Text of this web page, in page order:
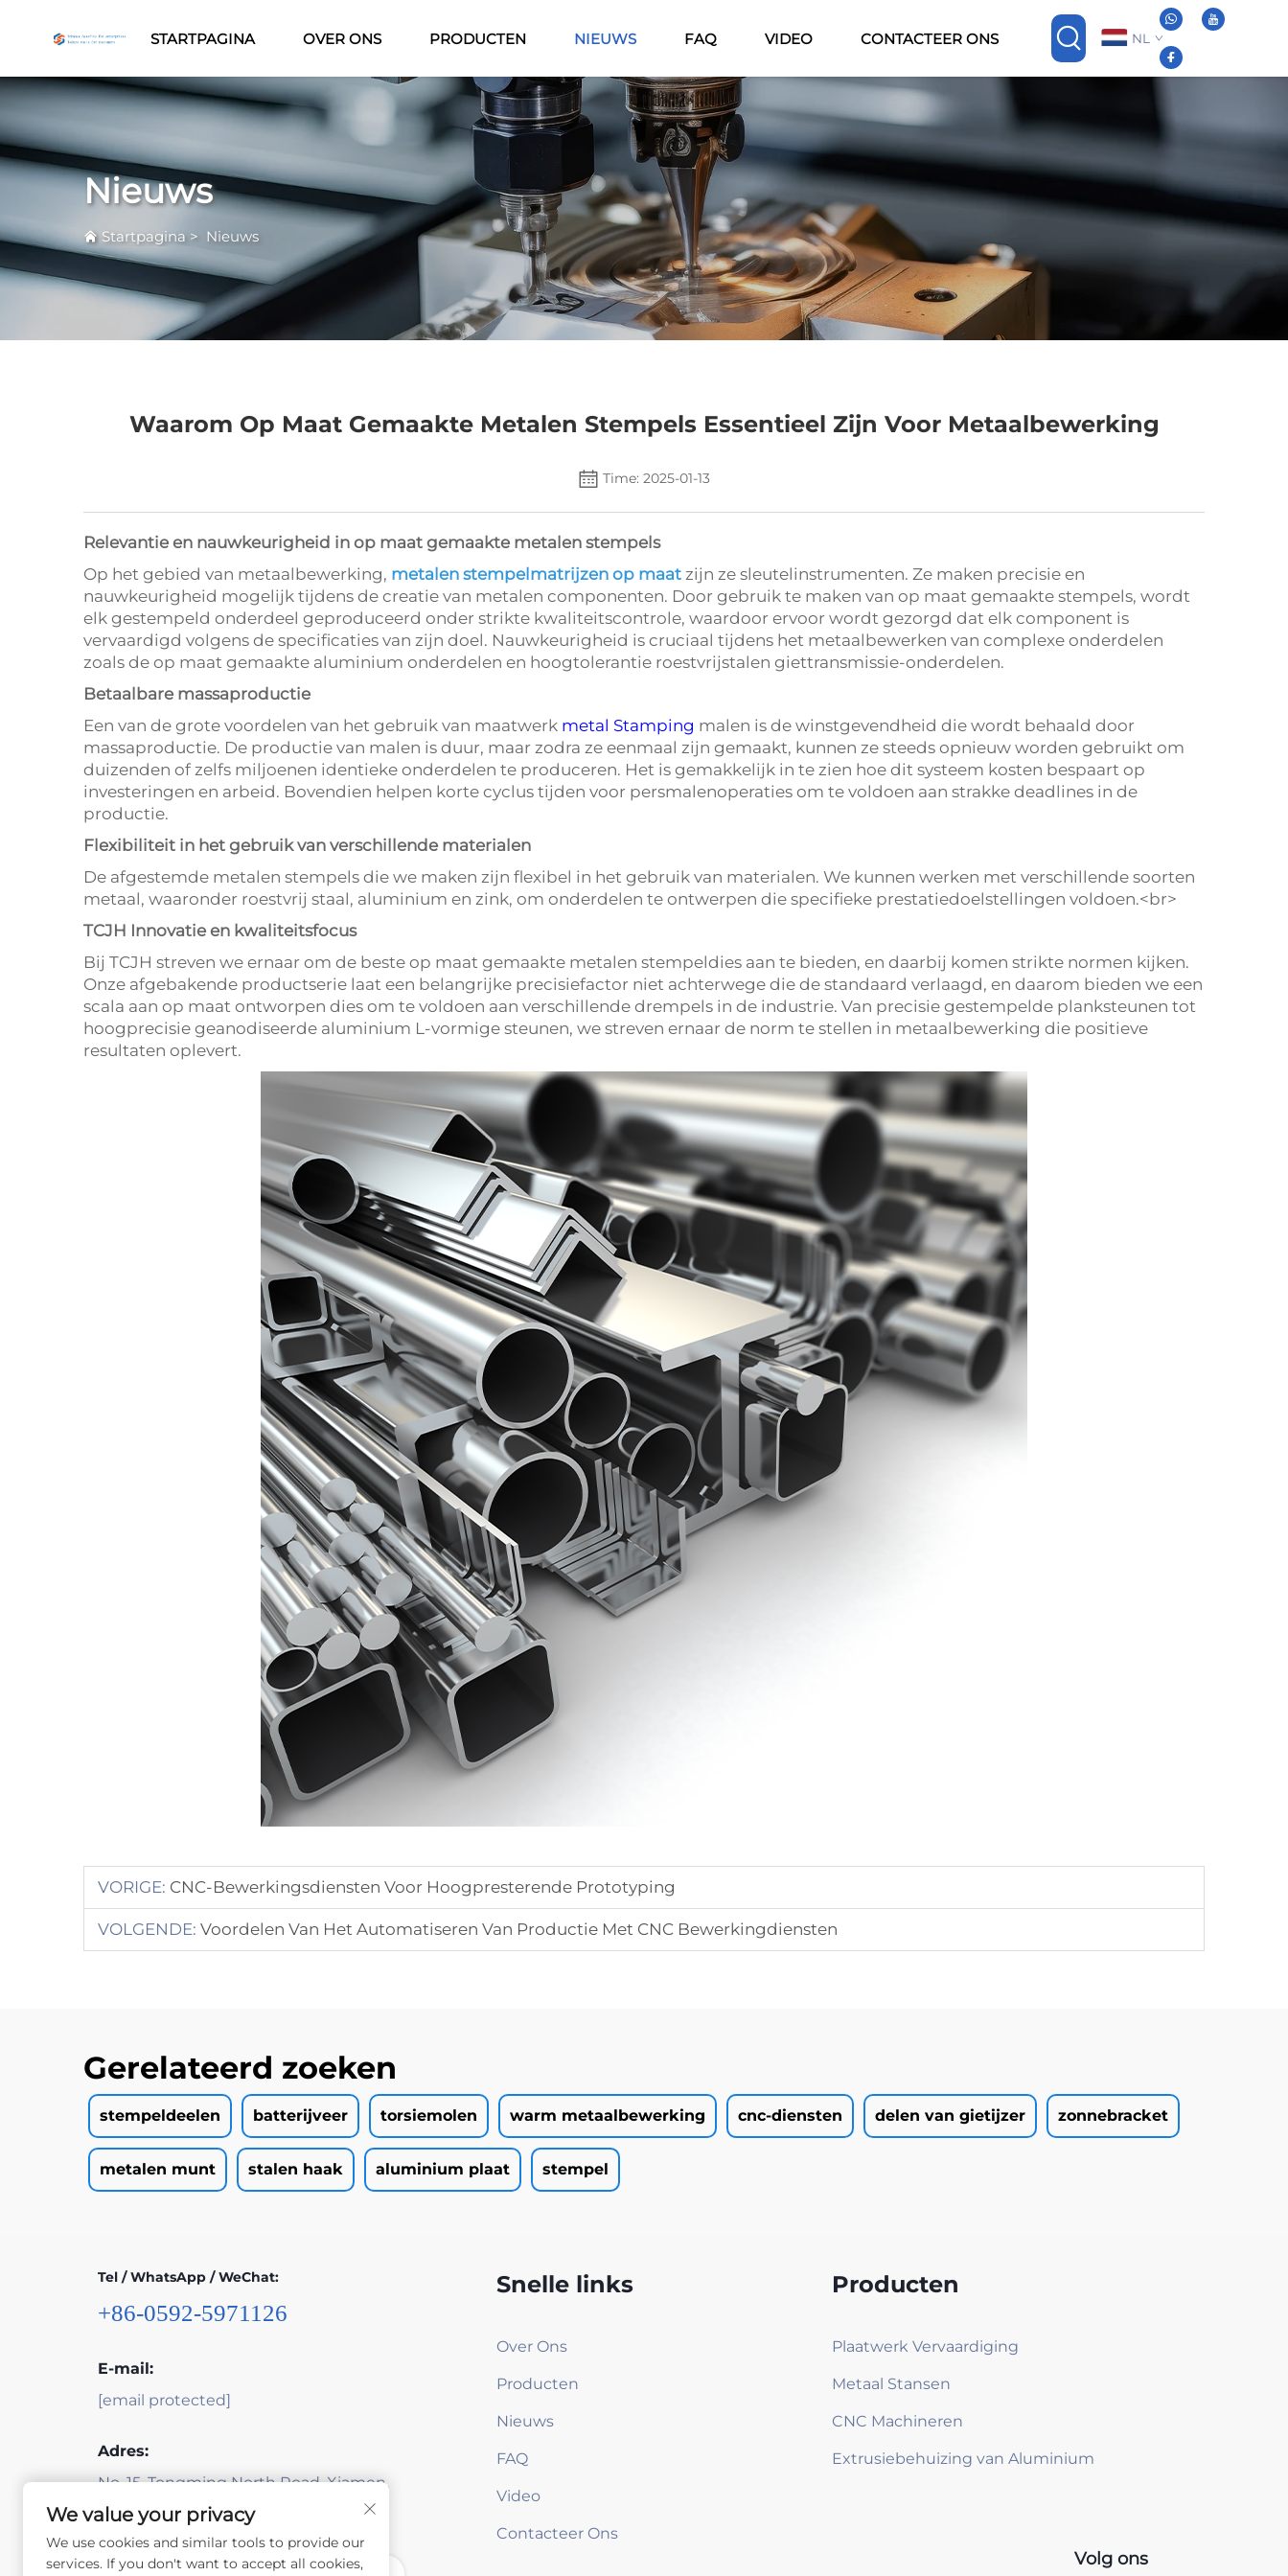
STARTPAGINA OVER ONS PRODUCTEN NIEUWS FAQ VIDEO CONTACTEER ONS NL
Nieuws
Startpagina > Nieuws
Waarom Op Maat Gemaakte Metalen Stempels Essentieel Zijn Voor Metaalbewerking
Time: 2025-01-13
Relevantie en nauwkeurigheid in op maat gemaakte metalen stempels
Op het gebied van metaalbewerking, metalen stempelmatrijzen op maat zijn ze sleutelinstrumenten. Ze maken precisie en
nauwkeurigheid mogelijk tijdens de creatie van metalen componenten. Door gebruik te maken van op maat gemaakte stempels, wordt
elk gestempeld onderdeel geproduceerd onder strikte kwaliteitscontrole, waardoor ervoor wordt gezorgd dat elk component is
vervaardigd volgens de specificaties van zijn doel. Nauwkeurigheid is cruciaal tijdens het metaalbewerken van complexe onderdelen
zoals de op maat gemaakte aluminium onderdelen en hoogtolerantie roestvrijstalen giettransmissie-onderdelen.
Betaalbare massaproductie
Een van de grote voordelen van het gebruik van maatwerk metal Stamping malen is de winstgevendheid die wordt behaald door
massaproductie. De productie van malen is duur, maar zodra ze eenmaal zijn gemaakt, kunnen ze steeds opnieuw worden gebruikt om
duizenden of zelfs miljoenen identieke onderdelen te produceren. Het is gemakkelijk in te zien hoe dit systeem kosten bespaart op
investeringen en arbeid. Bovendien helpen korte cyclus tijden voor persmalenoperaties om te voldoen aan strakke deadlines in de
productie.
Flexibiliteit in het gebruik van verschillende materialen
De afgestemde metalen stempels die we maken zijn flexibel in het gebruik van materialen. We kunnen werken met verschillende soorten
metaal, waaronder roestvrij staal, aluminium en zink, om onderdelen te ontwerpen die specifieke prestatiedoelstellingen voldoen.<br>
TCJH Innovatie en kwaliteitsfocus
Bij TCJH streven we ernaar om de beste op maat gemaakte metalen stempeldies aan te bieden, en daarbij komen strikte normen kijken.
Onze afgebakende productserie laat een belangrijke precisiefactor niet achterwege die de standaard verlaagd, en daarom bieden we een
scala aan op maat ontworpen dies om te voldoen aan verschillende drempels in de industrie. Van precisie gestempelde planksteunen tot
hoogprecisie geanodiseerde aluminium L-vormige steunen, we streven ernaar de norm te stellen in metaalbewerking die positieve
resultaten oplevert.
VORIGE: CNC-Bewerkingsdiensten Voor Hoogpresterende Prototyping
VOLGENDE: Voordelen Van Het Automatiseren Van Productie Met CNC Bewerkingdiensten
Gerelateerd zoeken
stempeldeelen batterijveer torsiemolen warm metaalbewerking cnc-diensten delen van gietijzer zonnebracket
metalen munt stalen haak aluminium plaat stempel
Tel / WhatsApp / WeChat:
+86-0592-5971126
E-mail:
[email protected]
Adres:
No. 15, Tongming North Road, Xiamen,
Fujian, China
Snelle links
Over Ons
Producten
Nieuws
FAQ
Video
Contacteer Ons
Producten
Plaatwerk Vervaardiging
Metaal Stansen
CNC Machineren
Extrusiebehuizing van Aluminium
Volg ons
We value your privacy
We use cookies and similar tools to provide our
services. If you don't want to accept all cookies,